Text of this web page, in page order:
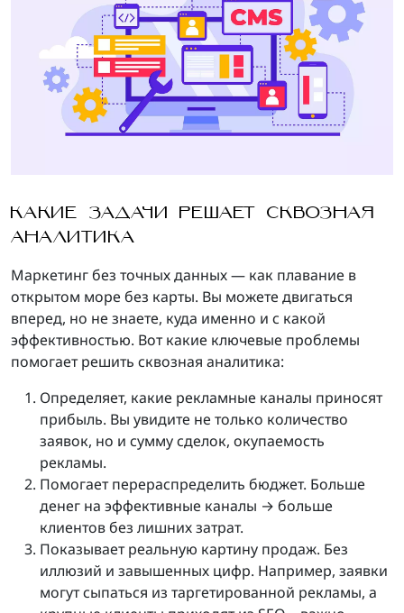
КАКИЕ ЗАДАЧИ РЕШАЕТ СКВОЗНАЯ
АНАЛИТИКА
Маркетинг без точных данных — как плавание в
открытом море без карты. Вы можете двигаться
вперед, но не знаете, куда именно и с какой
эффективностью. Вот какие ключевые проблемы
помогает решить сквозная аналитика:
Определяет, какие рекламные каналы приносят
прибыль. Вы увидите не только количество
заявок, но и сумму сделок, окупаемость
рекламы.
Помогает перераспределить бюджет. Больше
денег на эффективные каналы → больше
клиентов без лишних затрат.
Показывает реальную картину продаж. Без
иллюзий и завышенных цифр. Например, заявки
могут сыпаться из таргетированной рекламы, а